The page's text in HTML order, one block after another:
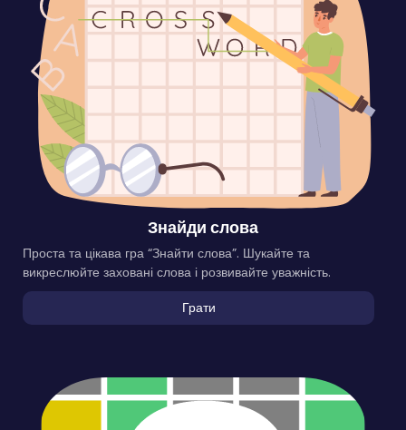
Знайди слова
Проста та цікава гра “Знайти слова”. Шукайте та
викреслюйте заховані слова і розвивайте уважність.
Грати